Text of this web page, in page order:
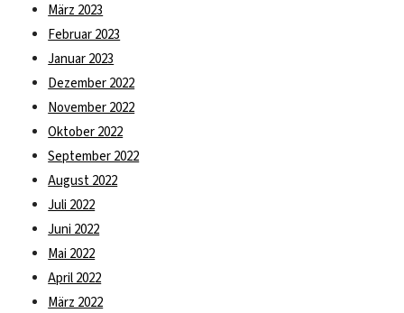
März 2023
Februar 2023
Januar 2023
Dezember 2022
November 2022
Oktober 2022
September 2022
August 2022
Juli 2022
Juni 2022
Mai 2022
April 2022
März 2022